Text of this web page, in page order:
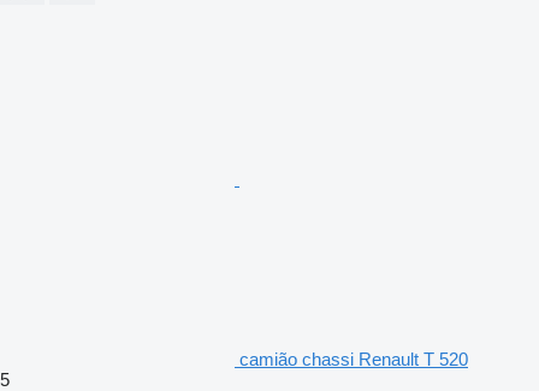
camião chassi Renault T 520
5